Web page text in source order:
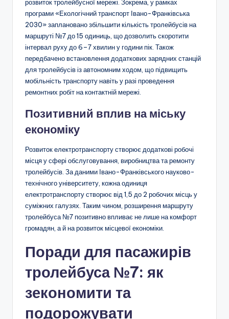
розвиток тролейбусної мережі. Зокрема, у рамках
програми «Екологічний транспорт Івано-Франківська
2030» заплановано збільшити кількість тролейбусів на
маршруті №7 до 15 одиниць, що дозволить скоротити
інтервал руху до 6–7 хвилин у години пік. Також
передбачено встановлення додаткових зарядних станцій
для тролейбусів із автономним ходом, що підвищить
мобільність транспорту навіть у разі проведення
ремонтних робіт на контактній мережі.
Позитивний вплив на міську
економіку
Розвиток електротранспорту створює додаткові робочі
місця у сфері обслуговування, виробництва та ремонту
тролейбусів. За даними Івано-Франківського науково-
технічного університету, кожна одиниця
електротранспорту створює від 1,5 до 2 робочих місць у
суміжних галузях. Таким чином, розширення маршруту
тролейбуса №7 позитивно впливає не лише на комфорт
громадян, а й на розвиток місцевої економіки.
Поради для пасажирів
тролейбуса №7: як
зекономити та
подорожувати